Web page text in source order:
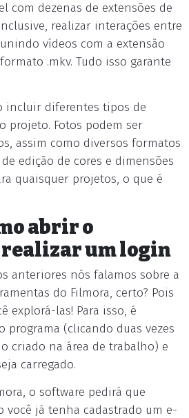
com dezenas de extensões de
realizar interações entre
vídeos com a extensão
.mkv. Tudo isso garante
incluir diferentes tipos de
projeto. Fotos podem ser
assim como diversos formatos
edição de cores e dimensões
quaisquer projetos, o que é
abrir o
realizar um login
anteriores nós falamos sobre a
do Filmora, certo? Pois
explorá-las! Para isso, é
programa (clicando duas vezes
criado na área de trabalho) e
carregado.
o software pedirá que
você já tenha cadastrado um e-